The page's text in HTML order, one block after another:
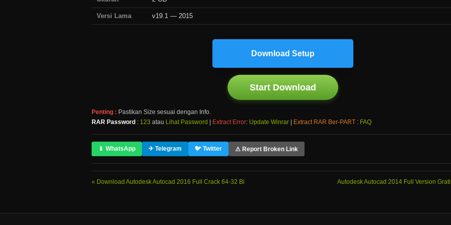
Versi Lama v19.1 — 2015
Download Setup
Start Download
Penting : Pastikan Size sesuai dengan Info.
RAR Password : 123 atau Lihat Password Extract Error: Update Winrar Extract RAR Ber-PART : FAQ
📱 WhatsApp ✈ Telegram 🐦 Twitter ⚠ Report Broken Link
Download Autodesk Autocad 2016 Full Crack 64-32 Bi Autodesk Autocad 2014 Full Version